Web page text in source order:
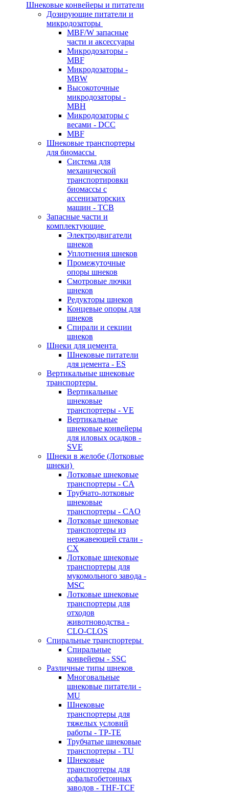
Шнековые конвейеры и питатели
Дозирующие питатели и
микродозаторы
MBF/W запасные
части и аксессуары
Микродозаторы -
MBF
Микродозаторы -
MBW
Высокоточные
микродозаторы -
MBH
Микродозаторы с
весами - DCC
MBF
Шнековые транспортеры
для биомассы
Система для
механической
транспортировки
биомассы с
ассенизаторских
машин - TCB
Запасные части и
комплектующие
Электродвигатели
шнеков
Уплотнения шнеков
Промежуточные
опоры шнеков
Смотровые лючки
шнеков
Редукторы шнеков
Концевые опоры для
шнеков
Спирали и секции
шнеков
Шнеки для цемента
Шнековые питатели
для цемента - ES
Вертикальные шнековые
транспортеры
Вертикальные
шнековые
транспортеры - VE
Вертикальные
шнековые конвейеры
для иловых осадков -
SVE
Шнеки в желобе (Лотковые
шнеки)
Лотковые шнековые
транспортеры - CA
Трубчато-лотковые
шнековые
транспортеры - CAO
Лотковые шнековые
транспортеры из
нержавеющей стали -
CX
Лотковые шнековые
транспортеры для
мукомольного завода -
MSC
Лотковые шнековые
транспортеры для
отходов
животноводства -
CLO-CLOS
Спиральные транспортеры
Спиральные
конвейеры - SSC
Различные типы шнеков
Многовальные
шнековые питатели -
MU
Шнековые
транспортеры для
тяжелых условий
работы - TP-TE
Трубчатые шнековые
транспортеры - TU
Шнековые
транспортеры для
асфальтобетонных
заводов - THF-TCF